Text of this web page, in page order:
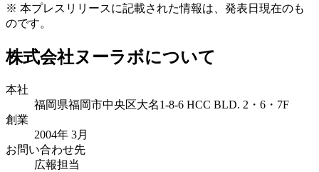
※ 本プレスリリースに記載された情報は、発表日現在のも
のです。
株式会社ヌーラボについて
本社
福岡県福岡市中央区大名1-8-6 HCC BLD. 2・6・7F
創業
2004年 3月
お問い合わせ先
広報担当